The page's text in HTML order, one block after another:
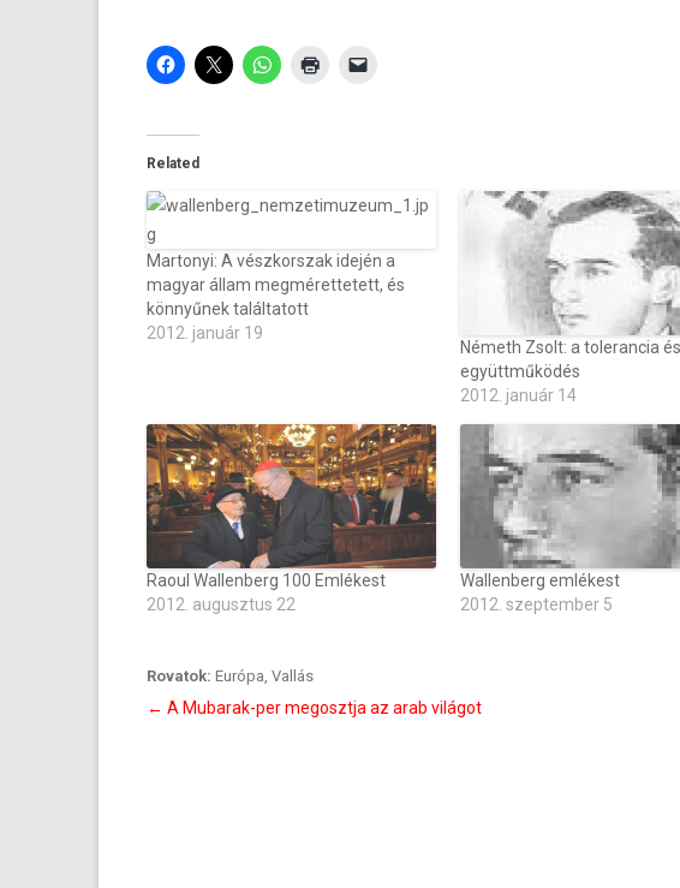
Related
Martonyi: A vészkorszak idején a
magyar állam megmérettetett, és
könnyűnek találtatott
2012. január 19
Németh Zsolt: a tolerancia
együttműködés
2012. január 14
Raoul Wallenberg 100 Emlékest
2012. augusztus 22
Wallenberg emlékest
2012. szeptember 5
Rovatok: Európa, Vallás
Bejegyzés
← A Mubarak-per megosztja az arab világot